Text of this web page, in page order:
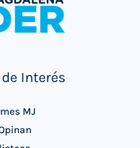
Interés
MJ